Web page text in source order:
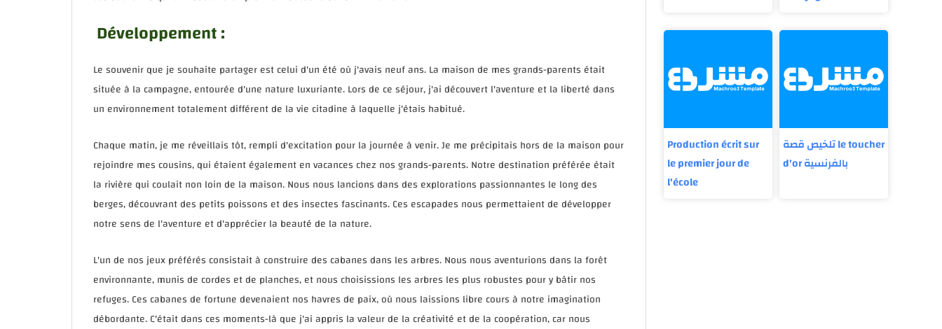
Développement :
Le souvenir que je souhaite partager est celui d'un été où j'avais neuf ans. La maison de mes grands-parents était
située à la campagne, entourée d'une nature luxuriante. Lors de ce séjour, j'ai découvert l'aventure et la liberté dans
un environnement totalement différent de la vie citadine à laquelle j'étais habitué.
Chaque matin, je me réveillais tôt, rempli d'excitation pour la journée à venir. Je me précipitais hors de la maison pour
rejoindre mes cousins, qui étaient également en vacances chez nos grands-parents. Notre destination préférée était
la rivière qui coulait non loin de la maison. Nous nous lancions dans des explorations passionnantes le long des
berges, découvrant des petits poissons et des insectes fascinants. Ces escapades nous permettaient de développer
notre sens de l'aventure et d'apprécier la beauté de la nature.
L'un de nos jeux préférés consistait à construire des cabanes dans les arbres. Nous nous aventurions dans la forêt
environnante, munis de cordes et de planches, et nous choisissions les arbres les plus robustes pour y bâtir nos
refuges. Ces cabanes de fortune devenaient nos havres de paix, où nous laissions libre cours à notre imagination
débordante. C'était dans ces moments-là que j'ai appris la valeur de la créativité et de la coopération, car nous
Production écrit sur
le premier jour de
l'école
تلخيص قصة le toucher
d'or بالفرنسية